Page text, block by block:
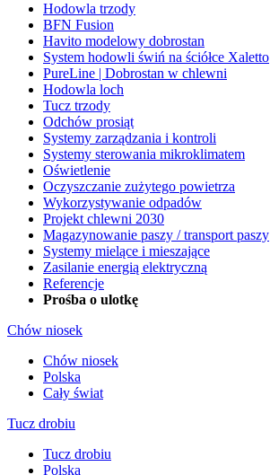
Hodowla trzody
BFN Fusion
Havito modelowy dobrostan
System hodowli świń na ściółce Xaletto
PureLine | Dobrostan w chlewni
Hodowla loch
Tucz trzody
Odchów prosiąt
Systemy zarządzania i kontroli
Systemy sterowania mikroklimatem
Oświetlenie
Oczyszczanie zużytego powietrza
Wykorzystywanie odpadów
Projekt chlewni 2030
Magazynowanie paszy / transport paszy
Systemy mielące i mieszające
Zasilanie energią elektryczną
Referencje
Prośba o ulotkę
Chów niosek
Chów niosek
Polska
Cały świat
Tucz drobiu
Tucz drobiu
Polska